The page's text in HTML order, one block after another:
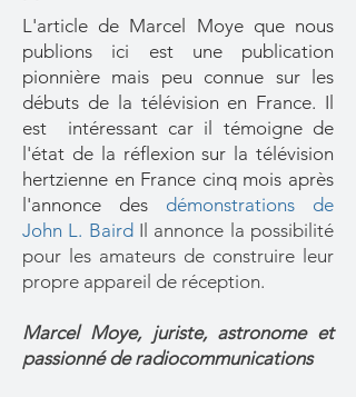
L'article de Marcel Moye que nous
publions ici est une publication
pionnière mais peu connue sur les
débuts de la télévision en France. Il
est intéressant car il témoigne de
l'état de la réflexion sur la télévision
hertzienne en France cinq mois après
l'annonce des démonstrations de
John L. Baird Il annonce la possibilité
pour les amateurs de construire leur
propre appareil de réception.
Marcel Moye, juriste, astronome et
passionné de radiocommunications